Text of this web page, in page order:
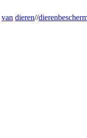
van dieren//